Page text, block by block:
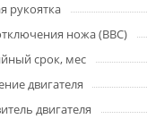
рукоятка
ножа (BBC)
срок, мес
двигателя
двигателя